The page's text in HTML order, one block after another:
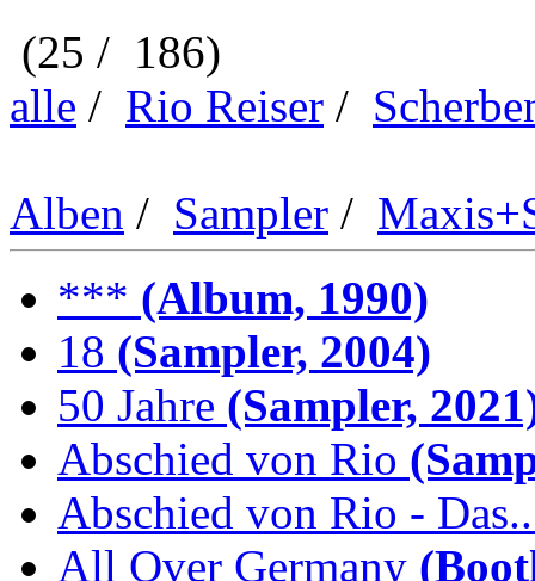
(25 / 186)
alle / Rio Reiser /
Alben / Sampler /
*** (Album, 1990)
18 (Sampler, 2004)
50 Jahre (Sampler,
Abschied von Rio
Abschied von Rio -
All Over Germany